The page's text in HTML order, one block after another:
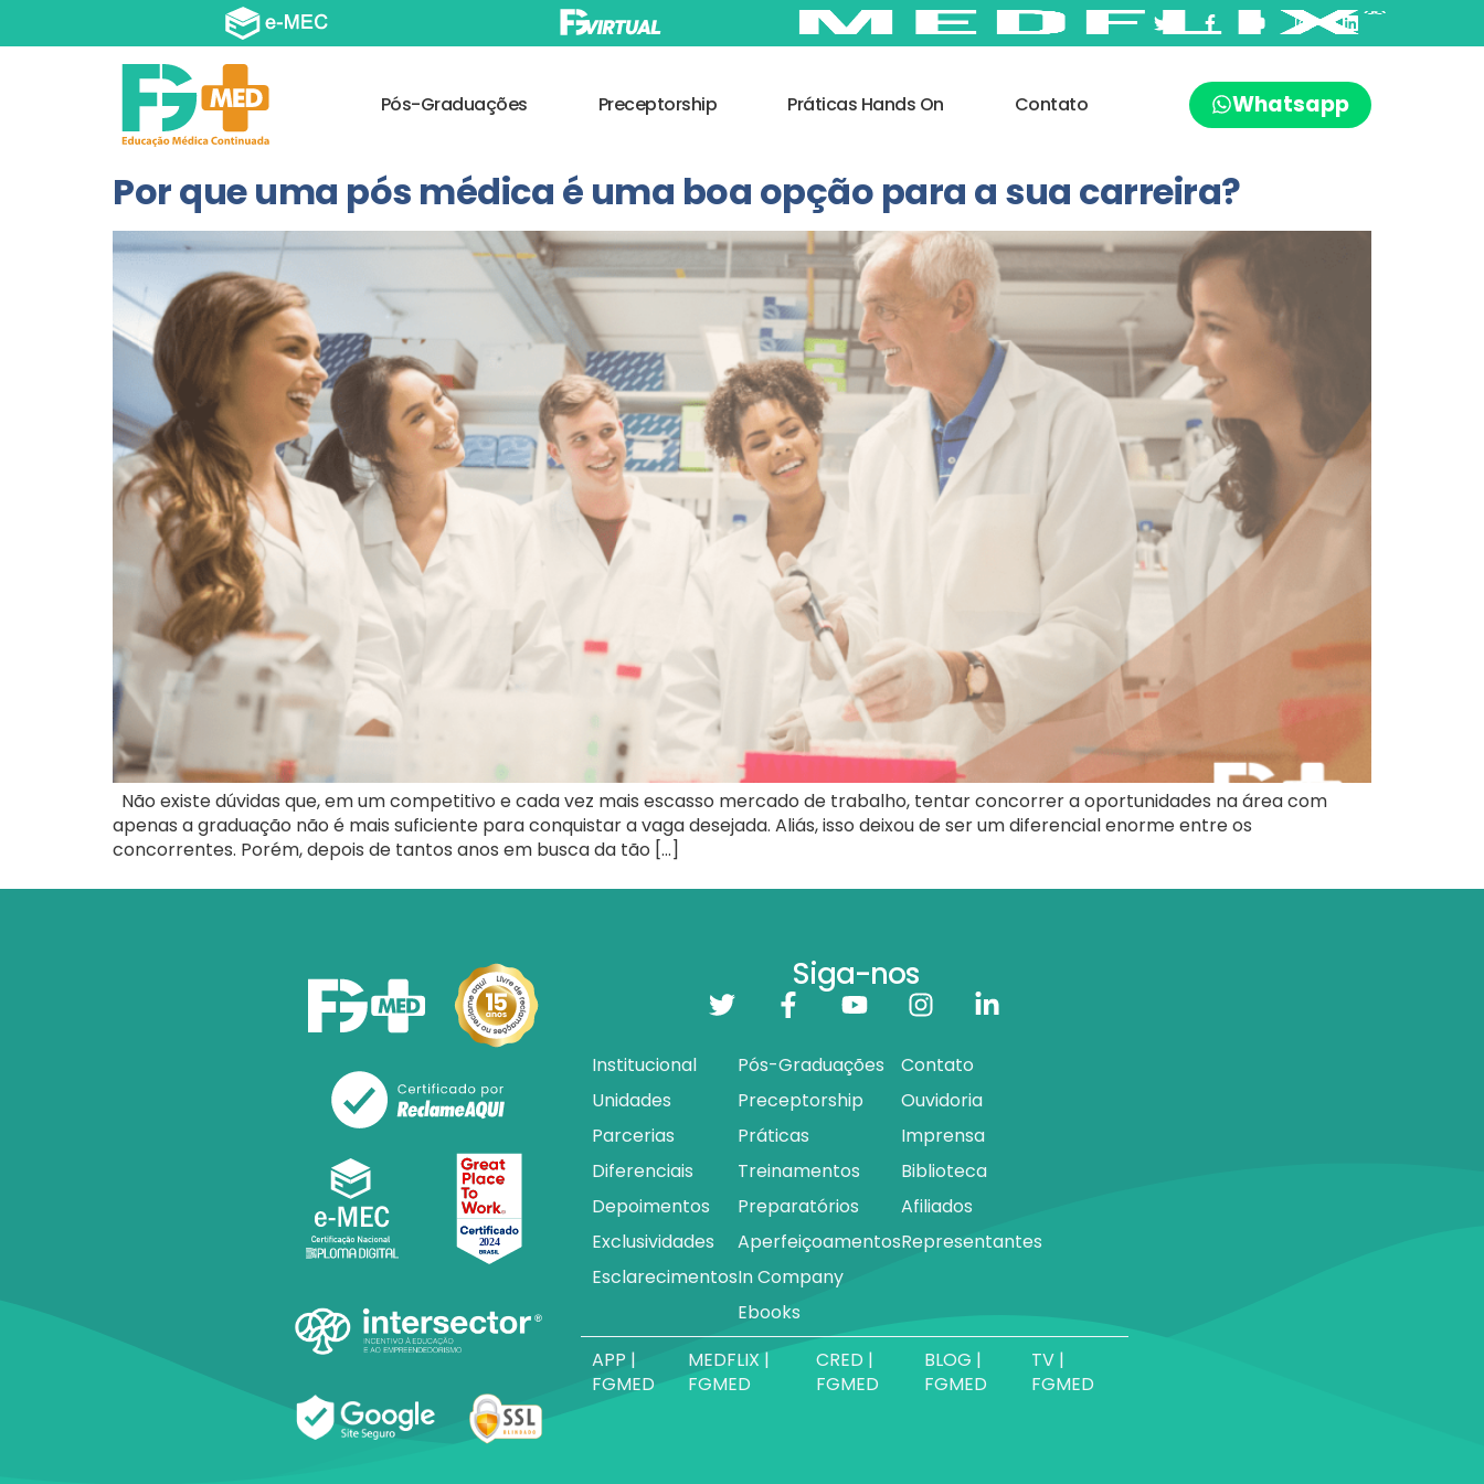
Pós-Graduações Preceptorship Práticas Hands On Contato Whatsapp
Por que uma pós médica é uma boa opção para a sua carreira?
Não existe dúvidas que, em um competitivo e cada vez mais escasso mercado de trabalho, tentar concorrer a oportunidades na área com
apenas a graduação não é mais suficiente para conquistar a vaga desejada. Aliás, isso deixou de ser um diferencial enorme entre os
concorrentes. Porém, depois de tantos anos em busca da tão […]
Siga-nos
Institucional
Unidades
Parcerias
Diferenciais
Depoimentos
Exclusividades
Esclarecimentos
Pós-Graduações
Preceptorship
Práticas
Treinamentos
Preparatórios
Aperfeiçoamentos
In Company
Ebooks
Contato
Ouvidoria
Imprensa
Biblioteca
Afiliados
Representantes
APP |
FGMED
MEDFLIX |
FGMED
CRED |
FGMED
BLOG |
FGMED
TV |
FGMED